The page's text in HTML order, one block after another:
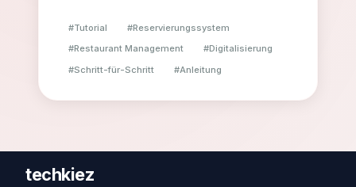
#Tutorial #Reservierungssystem
#Restaurant Management #Digitalisierung
#Schritt-für-Schritt #Anleitung
techkiez